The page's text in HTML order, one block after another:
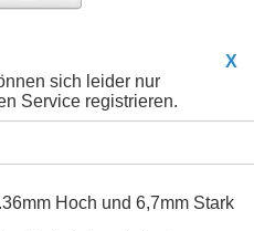
X
sich leider nur
Service registrieren.
Hoch und 6,7mm Stark